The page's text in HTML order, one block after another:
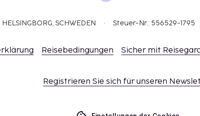
SCHWEDEN Steuer-Nr.: 556529-1795
Reisebedingungen Sicher mit
Registrieren Sie sich für unseren